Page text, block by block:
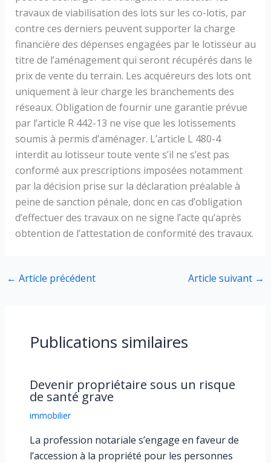
travaux de viabilisation des lots sur les co-lotis, par
contre ces derniers peuvent supporter la charge
financière des dépenses engagées par le lotisseur au
titre de l’aménagement qui seront récupérés dans le
prix de vente du terrain. Les acquéreurs des lots ont
uniquement à leur charge les branchements des
réseaux. Obligation de fournir une garantie prévue
par l’article R 442-13 ne vise que les lotissements
soumis à permis d’aménager. L’article L 480-4
interdit au lotisseur toute vente s’il ne s’est pas
conformé aux prescriptions imposées notamment
par la décision prise sur la déclaration préalable à
peine de sanction pénale, donc en cas d’obligation
d’effectuer des travaux on ne signe l’acte qu’après
obtention de l’attestation de conformité des travaux.
← Article précédent Article suivant →
Publications similaires
Devenir propriétaire sous un risque
de santé grave
immobilier
La profession notariale s’engage en faveur de
l’accession à la propriété pour les personnes